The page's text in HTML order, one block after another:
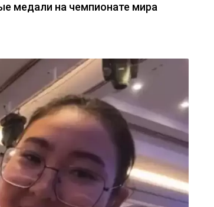
медали на чемпионате мира